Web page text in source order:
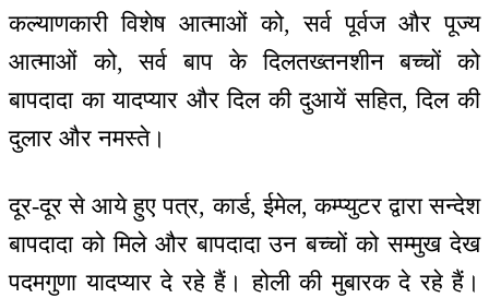
कल्याणकारी विशेष आत्माओं को, सर्व पूर्वज और पूज्य
आत्माओं को, सर्व बाप के दिलतख्तनशीन बच्चों को
बापदादा का यादप्यार और दिल की दुआयें सहित, दिल की
दुलार और नमस्ते।
दूर-दूर से आये हुए पत्र, कार्ड, ईमेल, कम्प्युटर द्वारा सन्देश
बापदादा को मिले और बापदादा उन बच्चों को सम्मुख देख
पदमगुणा यादप्यार दे रहे हैं। होली की मुबारक दे रहे हैं।